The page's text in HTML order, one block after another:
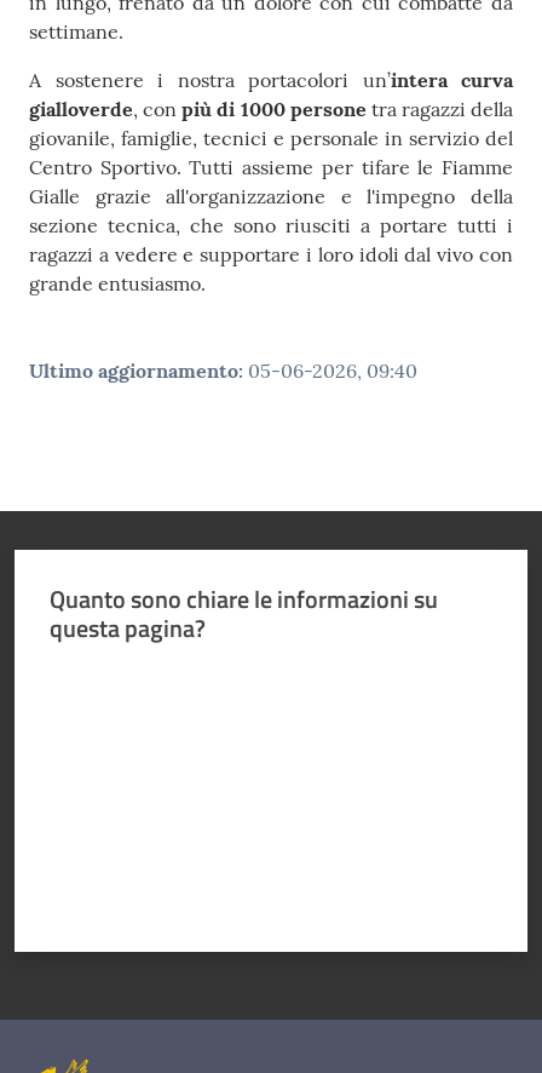
settimane.
A sostenere i nostra portacolori un’intera curva
gialloverde, conpiù di 1000 persone tra ragazzi della
giovanile, famiglie, tecnici e personale in servizio del
Centro Sportivo. Tutti assieme per tifare le Fiamme
Gialle grazie all'organizzazione e l'impegno della
sezione tecnica, che sono riusciti a portare tutti i
ragazzi a vedere e supportare i loro idoli dal vivo con
grande entusiasmo.
Ultimo aggiornamento: 05-06-2026, 09:40
Quanto sono chiare le informazioni su
questa pagina?